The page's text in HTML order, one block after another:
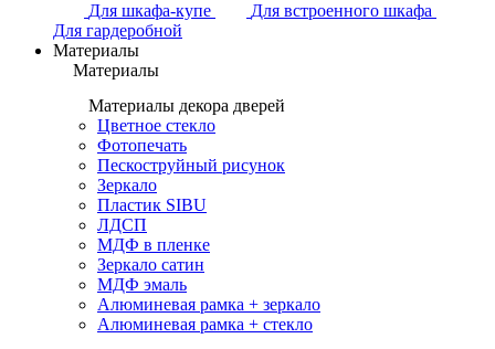
Для шкафа-купе
Для встроенного шкафа
Для гардеробной
Материалы
Материалы
Материалы декора дверей
Цветное стекло
Фотопечать
Пескоструйный рисунок
Зеркало
Пластик SIBU
ЛДСП
МДФ в пленке
Зеркало сатин
МДФ эмаль
Алюминевая рамка + зеркало
Алюминевая рамка + стекло